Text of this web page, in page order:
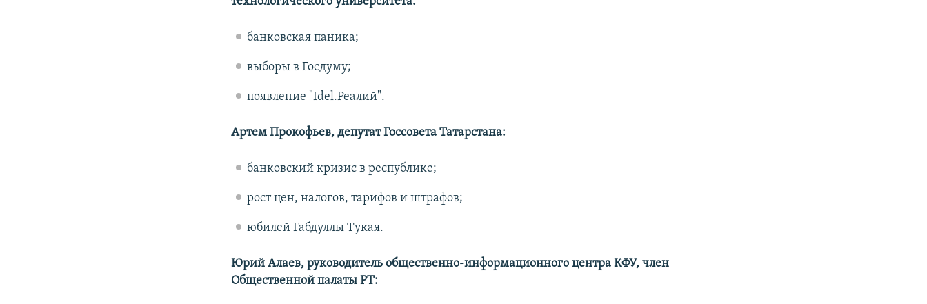
банковская паника;
выборы в Госдуму;
появление "Idel.Peaлий".
Артем Прокофьев, депутат Госсовета Татарстана:
банковский кризис в республике;
рост цен, налогов, тарифов и штрафов;
юбилей Габдуллы Тукая.
Юрий Алаев, руководитель общественно-информационного центра КФУ, член
Общественной палаты РТ: